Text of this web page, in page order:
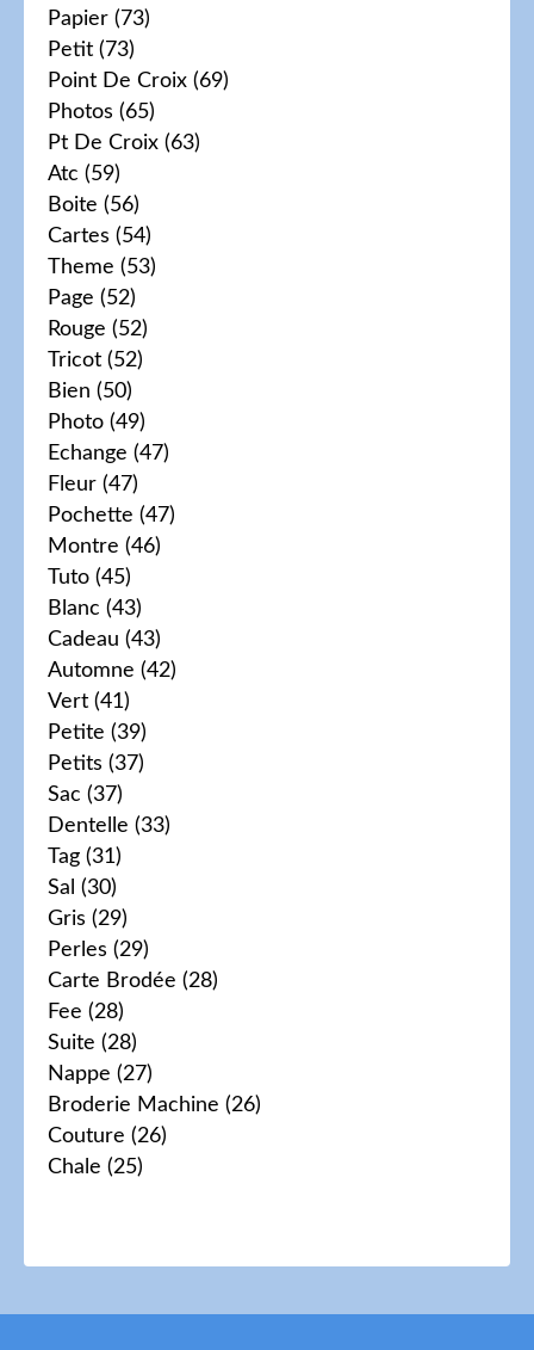
Papier (73)
Petit (73)
Point De Croix (69)
Photos (65)
Pt De Croix (63)
Atc (59)
Boite (56)
Cartes (54)
Theme (53)
Page (52)
Rouge (52)
Tricot (52)
Bien (50)
Photo (49)
Echange (47)
Fleur (47)
Pochette (47)
Montre (46)
Tuto (45)
Blanc (43)
Cadeau (43)
Automne (42)
Vert (41)
Petite (39)
Petits (37)
Sac (37)
Dentelle (33)
Tag (31)
Sal (30)
Gris (29)
Perles (29)
Carte Brodée (28)
Fee (28)
Suite (28)
Nappe (27)
Broderie Machine (26)
Couture (26)
Chale (25)